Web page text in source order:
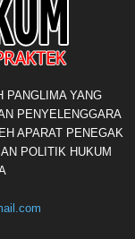
PANGLIMA YANG
PENYELENGGARA
APARAT PENEGAK
POLITIK HUKUM